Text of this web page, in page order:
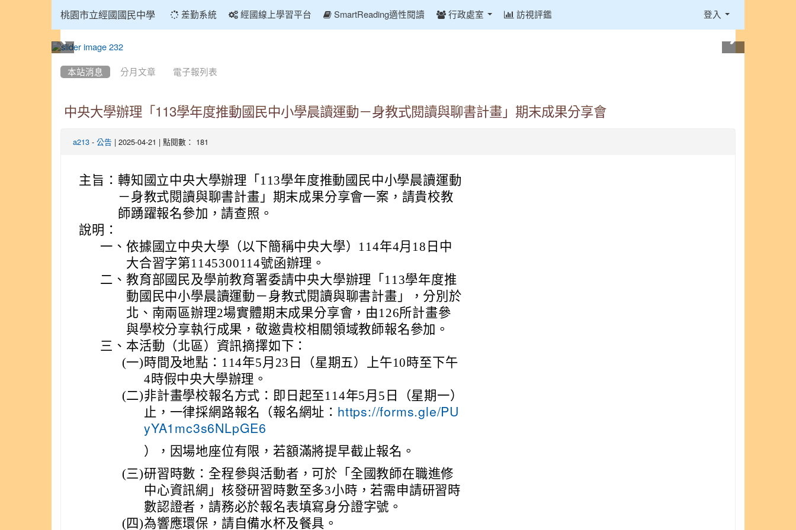
桃園市立經國國民中學 差勤系統 經國線上學習平台 SmartReading適性閱讀 行政處室 訪視評鑑 登入
本站消息 分月文章 電子報列表
中央大學辦理「113學年度推動國民中小學晨讀運動－身教式閱讀與聊書計畫」期末成果分享會
a213 - 公告 | 2025-04-21 | 點閱數： 181
主旨： 轉知國立中央大學辦理「113學年度推動國民中小學晨讀運動
－身教式閱讀與聊書計畫」期末成果分享會一案，請貴校教
師踴躍報名參加，請查照。
說明：
一、 依據國立中央大學（以下簡稱中央大學）114年4月18日中
大合習字第1145300114號函辦理。
二、 教育部國民及學前教育署委請中央大學辦理「113學年度推
動國民中小學晨讀運動－身教式閱讀與聊書計畫」，分別於
北、南兩區辦理2場實體期末成果分享會，由126所計畫參
與學校分享執行成果，敬邀貴校相關領域教師報名參加。
三、 本活動（北區）資訊摘擇如下：
(一) 時間及地點：114年5月23日（星期五）上午10時至下午
4時假中央大學辦理。
(二)非計畫學校報名方式：即日起至114年5月5日（星期一）
止，一律採網路報名（報名網址： https://forms.gle/PU
yYA1mc3s6NLpGE6
），因場地座位有限，若額滿將提早截止報名。
(三)研習時數：全程參與活動者，可於「全國教師在職進修
中心資訊網」核發研習時數至多3小時，若需申請研習時
數認證者，請務必於報名表填寫身分證字號。
(四)為響應環保，請自備水杯及餐具。